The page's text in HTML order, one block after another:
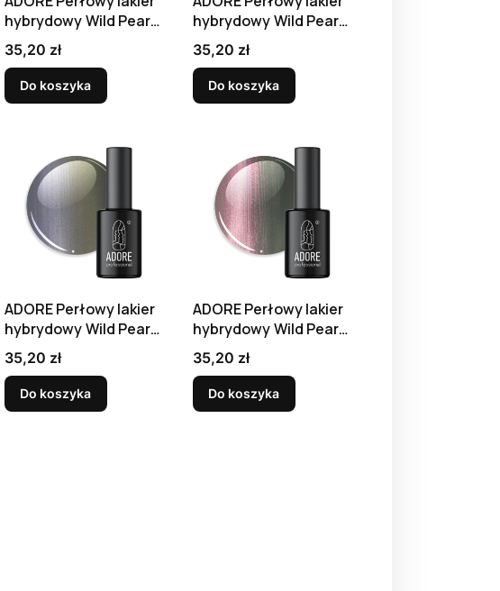
hybrydowy Wild Pearls
W-03, 8 ml
Cena
35,20 zł
Do koszyka
hybrydowy Wild Pearls
W-04, 8 ml
Cena
35,20 zł
Do koszyka
ADORE Perłowy lakier
hybrydowy Wild Pearls
W-07, 8 ml
Cena
35,20 zł
Do koszyka
ADORE Perłowy lakier
hybrydowy Wild Pearls
W-08, 8 ml
Cena
35,20 zł
Do koszyka